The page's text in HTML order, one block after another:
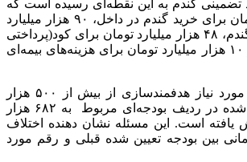
تضمینی گندم به این نقطه‌ای رسیده است که
۵۳۴ هزار میلیارد تومان برای خرید گندم در داخل، ۹۰ هزار میلیارد
تومان برای واردات گندم، ۴۸ هزار میلیارد تومان برای کود(پرداختی
برای کود یارانه‌ای) و ۱۰ هزار میلیارد تومان برای هزینه‌های بیمه‌ای
به این ترتیب بودجه مورد نیاز هدفمندسازی از بیش از ۵۰۰ هزار
میلیارد تومان تعیین شده در ردیف بودجه‌ای مربوط به ۶۸۲ هزار
یافته است. این مسئله نشان دهنده اختلاف
تومانی بین بودجه تعیین شده قبلی و رقم مورد